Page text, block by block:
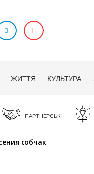
ЖИТТЯ КУЛЬТУРА
ПАРТНЕРСЬКІ
собчак